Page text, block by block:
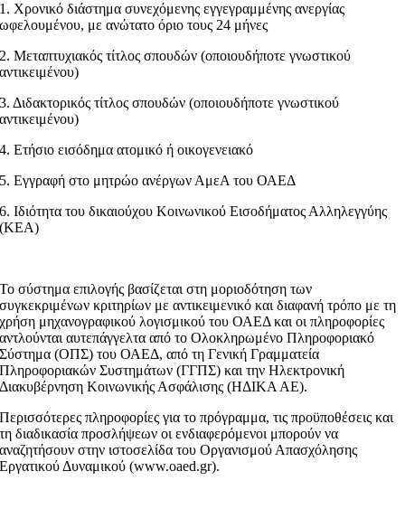
1. Χρονικό διάστημα συνεχόμενης εγγεγραμμένης ανεργίας
ωφελουμένου, με ανώτατο όριο τους 24 μήνες
2. Μεταπτυχιακός τίτλος σπουδών (οποιουδήποτε γνωστικού
αντικειμένου)
3. Διδακτορικός τίτλος σπουδών (οποιουδήποτε γνωστικού
αντικειμένου)
4. Ετήσιο εισόδημα ατομικό ή οικογενειακό
5. Εγγραφή στο μητρώο ανέργων ΑμεΑ του ΟΑΕΔ
6. Ιδιότητα του δικαιούχου Κοινωνικού Εισοδήματος Αλληλεγγύης
(ΚΕΑ)
Το σύστημα επιλογής βασίζεται στη μοριοδότηση των
συγκεκριμένων κριτηρίων με αντικειμενικό και διαφανή τρόπο με τη
χρήση μηχανογραφικού λογισμικού του ΟΑΕΔ και οι πληροφορίες
αντλούνται αυτεπάγγελτα από το Ολοκληρωμένο Πληροφοριακό
Σύστημα (ΟΠΣ) του ΟΑΕΔ, από τη Γενική Γραμματεία
Πληροφοριακών Συστημάτων (ΓΓΠΣ) και την Ηλεκτρονική
Διακυβέρνηση Κοινωνικής Ασφάλισης (ΗΔΙΚΑ ΑΕ).
Περισσότερες πληροφορίες για το πρόγραμμα, τις προϋποθέσεις και
τη διαδικασία προσλήψεων οι ενδιαφερόμενοι μπορούν να
αναζητήσουν στην ιστοσελίδα του Οργανισμού Απασχόλησης
Εργατικού Δυναμικού (www.oaed.gr).